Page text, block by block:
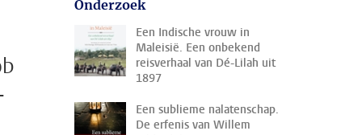
Onderzoek
Een Indische vrouw in
Maleisië. Een onbekend
reisverhaal van Dé-Lilah uit
1897
Een sublieme nalatenschap.
De erfenis van Willem